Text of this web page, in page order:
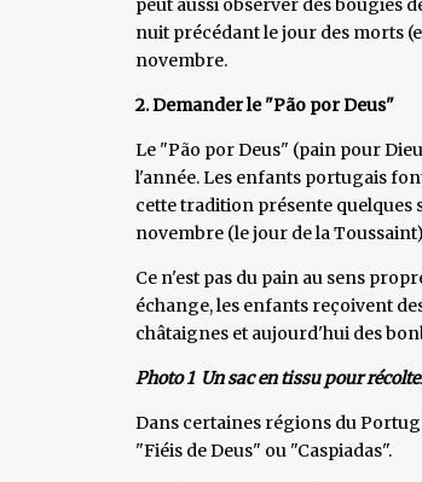
peut aussi observer des bougies
nuit précédant le jour des morts
novembre.
2. Demander le "Pão por Deus"
Le "Pão por Deus" (pain pour
l'année. Les enfants portugais
cette tradition présente quelques
novembre (le jour de la
Ce n'est pas du pain au sens
échange, les enfants reçoivent
châtaignes et aujourd'hui des
Photo 1 Un sac en tissu pour
Dans certaines régions du
"Fiéis de Deus" ou "Caspiadas".